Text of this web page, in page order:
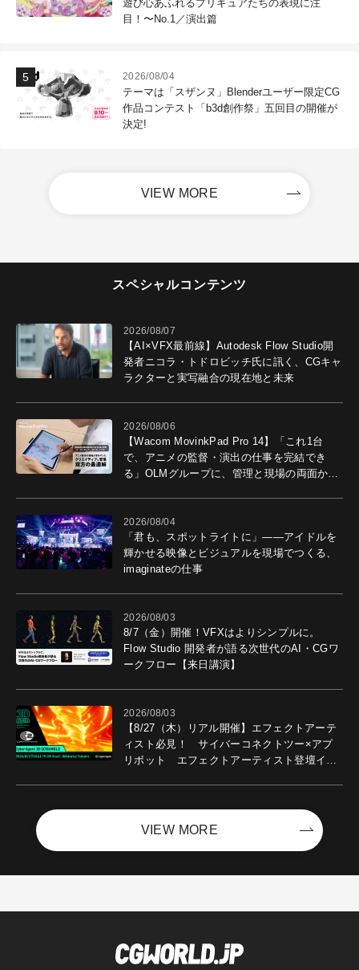
遊び心あふれるプリキュアたちの表現に注
目！〜No.1／演出篇
2026/08/04
テーマは「スザンヌ」Blenderユーザー限定CG
作品コンテスト「b3d創作祭」五回目の開催が
決定!
VIEW MORE
スペシャルコンテンツ
2026/08/07
【AI×VFX最前線】Autodesk Flow Studio開
発者ニコラ・トドロビッチ氏に訊く、CGキャ
ラクターと実写融合の現在地と未来
2026/08/06
【Wacom MovinkPad Pro 14】「これ1台
で、アニメの監督・演出の仕事を完結でき
る」OLMグループに、管理と現場の両面から
2026/08/04
「君も、スポットライトに」――アイドルを
輝かせる映像とビジュアルを現場でつくる、
imaginateの仕事
2026/08/03
8/7（金）開催！VFXはよりシンプルに。
Flow Studio 開発者が語る次世代のAI・CGワ
ークフロー【来日講演】
2026/08/03
【8/27（木）リアル開催】エフェクトアーテ
ィスト必見！ サイバーコネクトツー×アプ
リボット エフェクトアーティスト登壇イベ
VIEW MORE